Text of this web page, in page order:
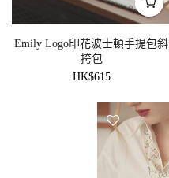
Emily Logo印花波士頓手提包斜
挎包
HK$615